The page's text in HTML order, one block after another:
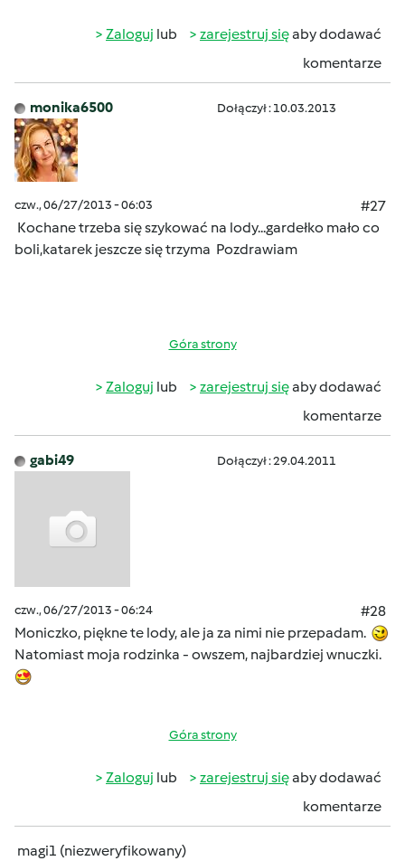
Zaloguj lub zarejestruj sięaby dodawać
komentarze
monika6500 Dołączył : 10.03.2013
czw., 06/27/2013 - 06:03
#27
Kochane trzeba się szykować na lody...gardełko mało co
boli,katarek jeszcze się trzyma Pozdrawiam
Góra strony
Zaloguj lub zarejestruj sięaby dodawać
komentarze
gabi49 Dołączył : 29.04.2011
czw., 06/27/2013 - 06:24
#28
Moniczko, piękne te lody, ale ja za nimi nie przepadam.
Natomiast moja rodzinka - owszem, najbardziej wnuczki.
Góra strony
Zaloguj lub zarejestruj sięaby dodawać
komentarze
magi1 (niezweryfikowany)